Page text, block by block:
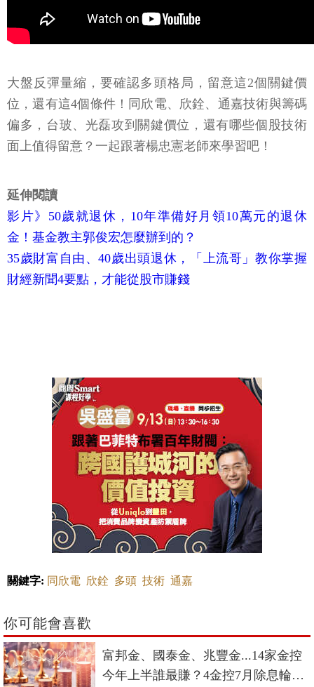
大盤反彈量縮，要確認多頭格局，留意這2個關鍵價
位，還有這4個條件！同欣電、欣銓、通嘉技術與籌碼
偏多，台玻、光磊攻到關鍵價位，還有哪些個股技術
面上值得留意？一起跟著楊忠憲老師來學習吧！
延伸閱讀
影片》50歲就退休，10年準備好月領10萬元的退休
金！基金教主郭俊宏怎麼辦到的？
35歲財富自由、40歲出頭退休，「上流哥」教你掌握
財經新聞4要點，才能從股市賺錢
關鍵字: 同欣電 欣銓 多頭 技術 通嘉
你可能會喜歡
富邦金、國泰金、兆豐金...14家金控
今年上半誰最賺？4金控7月除息輪番